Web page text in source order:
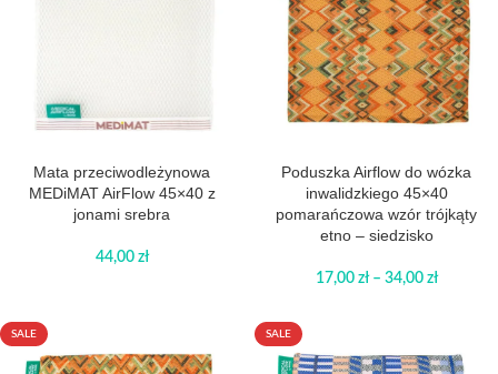
Mata przeciwodleżynowa
MEDiMAT AirFlow 45×40 z
jonami srebra
44,00 zł
Poduszka Airflow do wózka
inwalidzkiego 45×40
pomarańczowa wzór trójkąty
etno – siedzisko
17,00 zł – 34,00 zł
SALE SALE